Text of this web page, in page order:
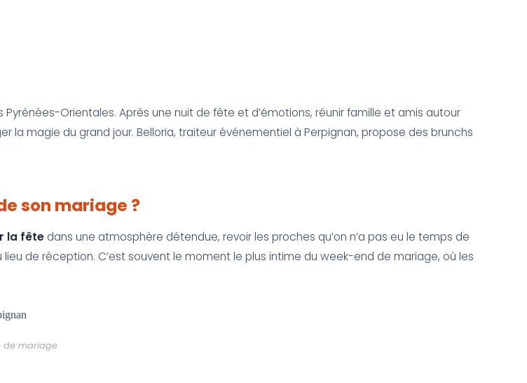
Orientales. Après une nuit de fête et d’émotions, réunir famille et amis autour
la magie du grand jour. Belloria, traiteur événementiel à Perpignan, propose des brunchs
son mariage ?
la fête dans une atmosphère détendue, revoir les proches qu’on n’a pas eu le temps de
de réception. C’est souvent le moment le plus intime du week-end de mariage, où les
de mariage